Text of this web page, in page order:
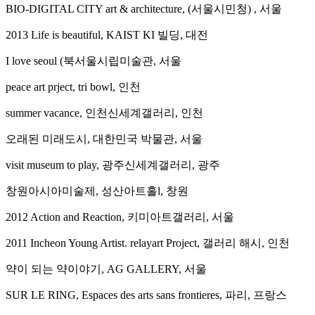
BIO-DIGITAL CITY art & architecture, (서울시민청) , 서울
2013 Life is beautiful, KAIST KI 빌딩, 대전
I love seoul (북서울시립미술관, 서울
peace art prject, tri bowl, 인천
summer vacance, 인천신세계갤러리, 인천
오래된 미래도시, 대한민국 박물관, 서울
visit museum to play, 광주신세계갤러리, 광주
창원아시아미술제, 성산아트홀l, 창원
2012 Action and Reaction, 키미아트갤러리, 서울
2011 Incheon Young Artist. relayart Project, 갤러리 해시, 인천
약이 되는 약이야기, AG GALLERY, 서울
SUR LE RING, Espaces des arts sans frontieres, 파리, 프랑스